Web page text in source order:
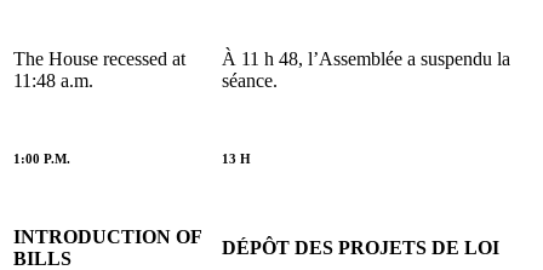
The House recessed at
11:48 a.m.
À 11 h 48, l’Assemblée a suspendu la
séance.
1:00 P.M. 13 H
INTRODUCTION OF
BILLS
DÉPÔT DES PROJETS DE LOI